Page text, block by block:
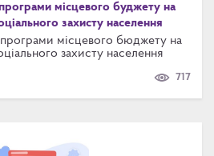
місцевого буджету на
захисту населення
місцевого бюджету на
захисту населення
717